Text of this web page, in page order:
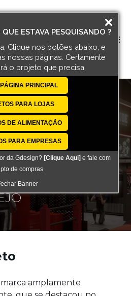
ESTAVA PESQUISANDO ?
Clique nos botões abaixo, e
nossas páginas. Certamente
o projeto que precisa
PRINCIPAL
PARA LOJAS
DE ALIMENTAÇÃO
PARA EMPRESAS
da Gdesign? [Clique Aqui] e fale com
de compras
Banner
amplamente